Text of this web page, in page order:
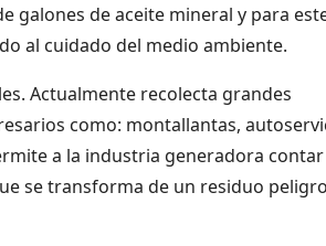
galones de aceite mineral y para
al cuidado del medio ambiente.
Actualmente recolecta grandes
como: montallantas,
a la industria generadora
se transforma de un residuo